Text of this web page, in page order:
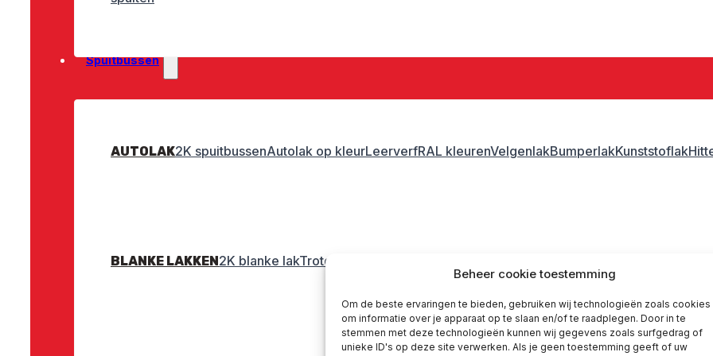
Beheer cookie toestemming
Om de beste ervaringen te bieden, gebruiken wij technologieën zoals cookies
om informatie over je apparaat op te slaan en/of te raadplegen. Door in te
stemmen met deze technologieën kunnen wij gegevens zoals surfgedrag of
unieke ID's op deze site verwerken. Als je geen toestemming geeft of uw
Spuitbussen
AUTOLAK2K spuitbussenAutolak op kleurLeerverfRAL kleurenVelgenlakBumperlakKunststoflak
BLANKE LAKKEN2K blanke lakTroton blank lak